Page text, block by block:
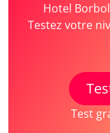
Hotel
Testez votre
Test